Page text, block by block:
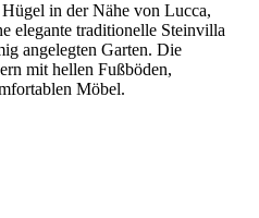
in der Nähe von Lucca,
elegante traditionelle Steinvilla
angelegten Garten. Die
mit hellen Fußböden,
Möbel.